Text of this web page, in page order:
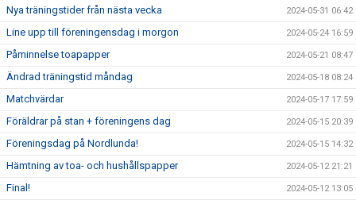
Nya träningstider från nästa vecka 2024-05-31 06:42
Line upp till föreningensdag i morgon 2024-05-24 16:59
Påminnelse toapapper 2024-05-21 08:47
Ändrad träningstid måndag 2024-05-18 08:24
Matchvärdar 2024-05-17 17:59
Föräldrar på stan + föreningens dag 2024-05-15 20:39
Föreningsdag på Nordlunda! 2024-05-15 14:32
Hämtning av toa- och hushållspapper 2024-05-12 21:21
Final! 2024-05-12 13:05